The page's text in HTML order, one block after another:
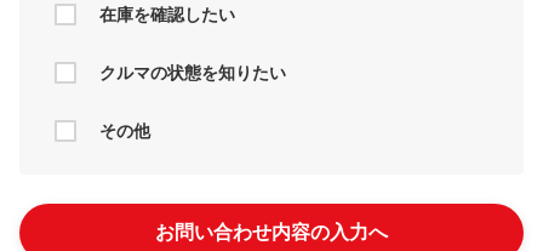
在庫を確認したい
クルマの状態を知りたい
その他
お問い合わせ内容の入力へ